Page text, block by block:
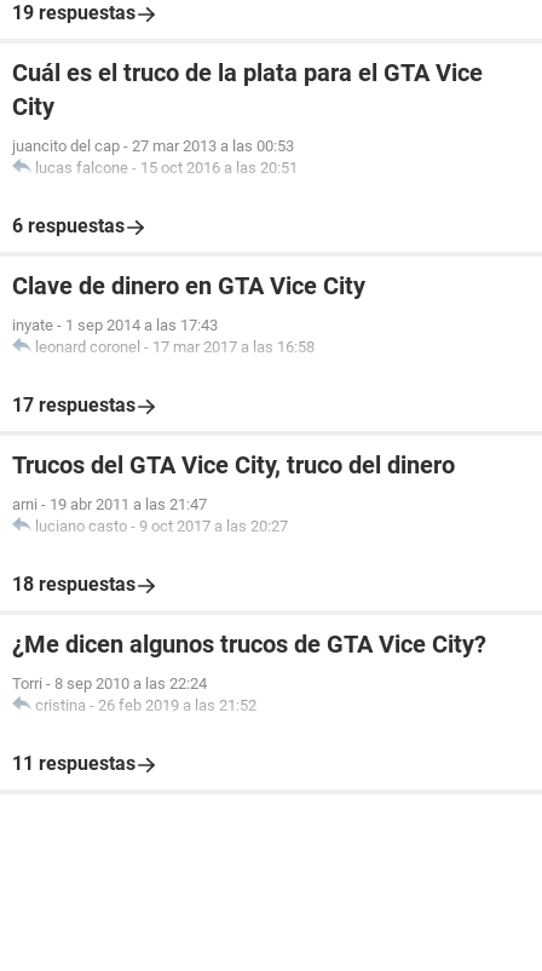
19 respuestas
Cuál es el truco de la plata para el GTA Vice
City
juancito del cap - 27 mar 2013 a las 00:53
lucas falcone - 15 oct 2016 a las 20:51
6 respuestas
Clave de dinero en GTA Vice City
inyate - 1 sep 2014 a las 17:43
leonard coronel - 17 mar 2017 a las 16:58
17 respuestas
Trucos del GTA Vice City, truco del dinero
arni - 19 abr 2011 a las 21:47
luciano casto - 9 oct 2017 a las 20:27
18 respuestas
¿Me dicen algunos trucos de GTA Vice City?
Torri - 8 sep 2010 a las 22:24
cristina - 26 feb 2019 a las 21:52
11 respuestas